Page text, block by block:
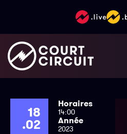
18
.02
Horaires
14:00
Année
2023